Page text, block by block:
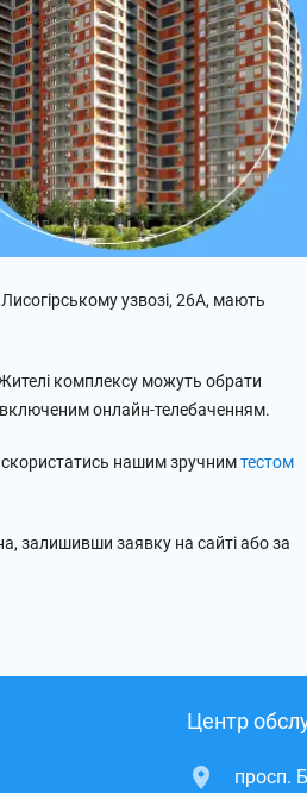
узвозі, 26А, мають
комплексу можуть обрати
включеним онлайн-телебаченням.
нашим зручнимтестом
залишивши заявку на сайті або за
Центр
просп.